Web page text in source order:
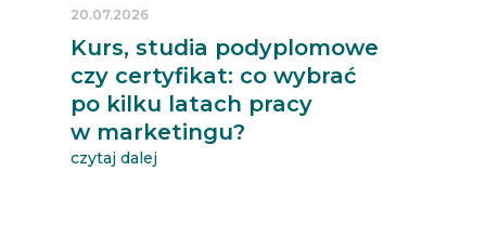
Kurs, studia podyplomowe
czy certyfikat: co wybrać
po kilku latach pracy
w marketingu?
20.07.2026
czytaj dalej